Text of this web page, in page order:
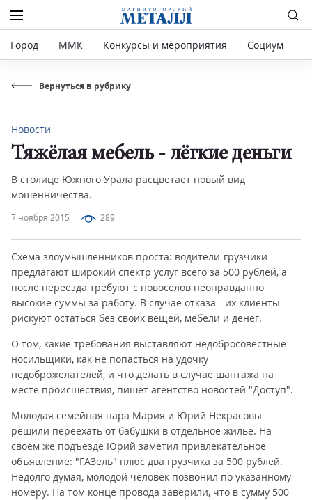
Город ММК Конкурсы и мероприятия Социум
Вернуться в рубрику
7 ноября 2015 289
Новости
Тяжёлая мебель - лёгкие деньги
В столице Южного Урала расцветает новый вид
мошенничества.
Схема злоумышленников проста: водители-грузчики
предлагают широкий спектр услуг всего за 500 рублей, а
после переезда требуют с новоселов неоправданно
высокие суммы за работу. В случае отказа - их клиенты
рискуют остаться без своих вещей, мебели и денег.
О том, какие требования выставляют недобросовестные
носильщики, как не попасться на удочку
недоброжелателей, и что делать в случае шантажа на
месте происшествия, пишет агентство новостей "Доступ".
Молодая семейная пара Мария и Юрий Некрасовы
решили переехать от бабушки в отдельное жильё. На
своём же подъезде Юрий заметил привлекательное
объявление: "ГАЗель" плюс два грузчика за 500 рублей.
Недолго думая, молодой человек позвонил по указанному
номеру. На том конце провода заверили, что в сумму 500